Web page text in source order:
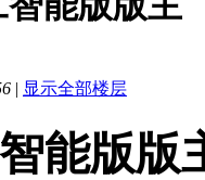
| 显示全部楼层
能版版